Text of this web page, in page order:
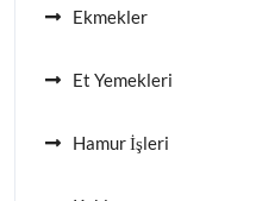
Ekmekler
Et Yemekleri
Hamur İşleri